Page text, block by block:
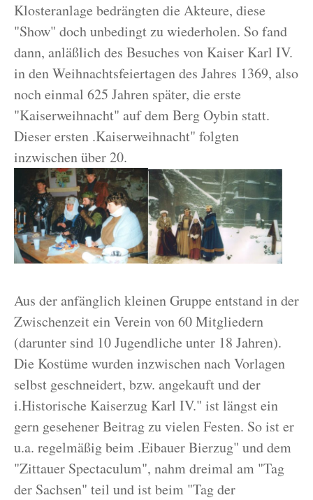
Klosteranlage bedrängten die Akteure, diese
"Show" doch unbedingt zu wiederholen. So fand
dann, anläßlich des Besuches von Kaiser Karl IV.
in den Weihnachtsfeiertagen des Jahres 1369, also
noch einmal 625 Jahren später, die erste
"Kaiserweihnacht" auf dem Berg Oybin statt.
Dieser ersten .Kaiserweihnacht" folgten
inzwischen über 20.
Aus der anfänglich kleinen Gruppe entstand in der
Zwischenzeit ein Verein von 60 Mitgliedern
(darunter sind 10 Jugendliche unter 18 Jahren).
Die Kostüme wurden inzwischen nach Vorlagen
selbst geschneidert, bzw. angekauft und der
i.Historische Kaiserzug Karl IV." ist längst ein
gern gesehener Beitrag zu vielen Festen. So ist er
u.a. regelmäßig beim .Eibauer Bierzug" und dem
"Zittauer Spectaculum", nahm dreimal am "Tag
der Sachsen" teil und ist beim "Tag der